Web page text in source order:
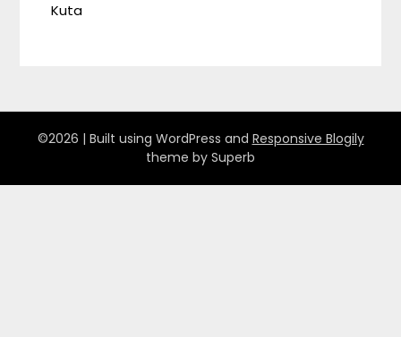
Kuta
©2026 | Built using WordPress and Responsive Blogily
theme by Superb